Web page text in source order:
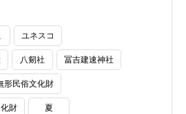
ユネスコ
八剱社 冨吉建速神社
形民俗文化財
財 夏